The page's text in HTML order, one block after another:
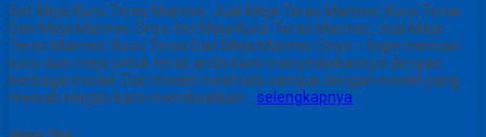
Set Meja Kursi Teras Marmer, Jual Meja Teras Marmer, Kursi Teras
Dan Meja Marmer Onyx Set Meja Kursi Teras Marmer, Jual Meja
Teras Marmer, Kursi Teras Dan Meja Marmer Onyx – Ingin mencari
kursi dan meja untuk teras anda kami menyediakannya dengan
berbagai model. Dari model minimalis sampai dengan model yang
mewah elegan kami membuatkan… selengkapnya
Share This :